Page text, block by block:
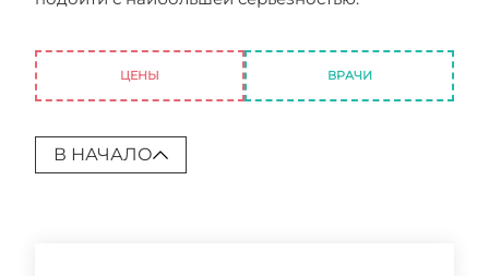
ЦЕНЫ ВРАЧИ
В НАЧАЛО